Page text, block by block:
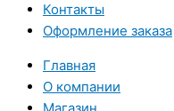
Контакты
Оформление заказа
Главная
О компании